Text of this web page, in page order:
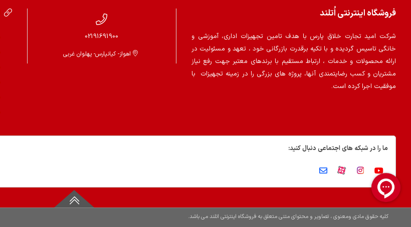
فروشگاه اینترنتی اُتلند
شرکت امید تجارت خلاق پارس با هدف تامین تجهیزات اداری، آموزشی و
خانگی تاسیس گردیده و با تکیه برقدرت بازرگانی خود ، تعهد و مسئولیت در
ارائه محصولات و خدمات ، ارتباط مستقیم با برندهای معتبر جهت رفع نیاز
مشتریان و کسب رضایتمندی آنها، پروژه های بزرگی را در زمینه تجهیزات با
موفقیت اجرا کرده است.
02191691900
اهواز- کیانپارس- پهلوان غربی
ما را در شبکه های اجتماعی دنبال کنید:
کلیه حقوق مادی ومعنوی ، تصاویر و محتوای متنی متعلق به فروشگاه اینترنتی اتلند می باشد.